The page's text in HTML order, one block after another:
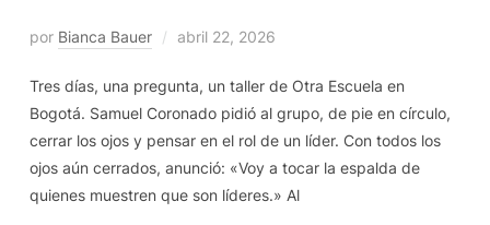
por Bianca Bauer abril 22, 2026
Tres días, una pregunta, un taller de Otra Escuela en
Bogotá. Samuel Coronado pidió al grupo, de pie en círculo,
cerrar los ojos y pensar en el rol de un líder. Con todos los
ojos aún cerrados, anunció: «Voy a tocar la espalda de
quienes muestren que son líderes.» Al